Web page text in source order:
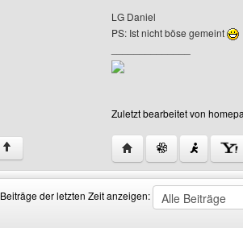
LG Daniel
PS: Ist nicht böse gemeint
Zuletzt bearbeitet von
↑ Website dieses
Beiträge der letzten Zeit anzeigen: